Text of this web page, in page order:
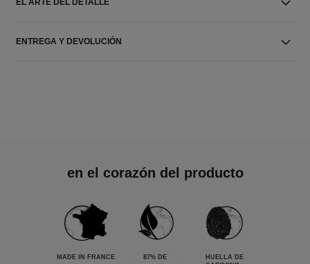
EL ARTE DEL DETALLE
ENTREGA Y DEVOLUCIÓN
en el corazón del producto
MADE IN FRANCE
87% DE
HUELLA DE